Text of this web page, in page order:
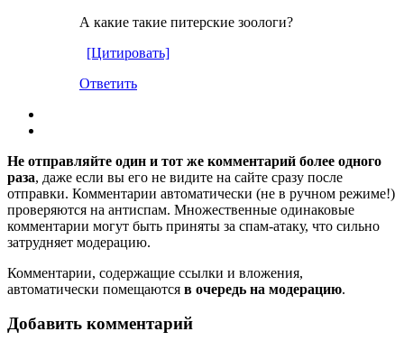
А какие такие питерские зоологи?
[Цитировать]
Ответить
Не отправляйте один и тот же комментарий более одного
раза, даже если вы его не видите на сайте сразу после
отправки. Комментарии автоматически (не в ручном режиме!)
проверяются на антиспам. Множественные одинаковые
комментарии могут быть приняты за спам-атаку, что сильно
затрудняет модерацию.
Комментарии, содержащие ссылки и вложения,
автоматически помещаются в очередь на модерацию.
Добавить комментарий